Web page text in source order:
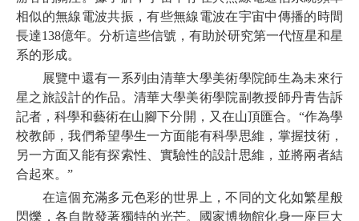
相似的無線電波共振，有些無線電波在宇宙中傳播的時間
長達138億年。分析這些信號，有助於研究第一代恆星和星
系的形成。
展覽中還有一系列由清華大學美術學院師生為未來行
星之旅設計的作品。清華大學美術學院副教授師丹青告訴
記者，科學和藝術在山腳下分開，又在山頂匯合。“作為學
校教師，我們希望學生一方面能有科學思維，掌握技術，
另一方面又能有探索性、實驗性的設計思維，並將兩者結
合起來。”
在這個充滿多元色彩的世界上，不同的文化如繁星般
閃爍，各自散發著獨特的光芒。國家博物館化身一座巨大